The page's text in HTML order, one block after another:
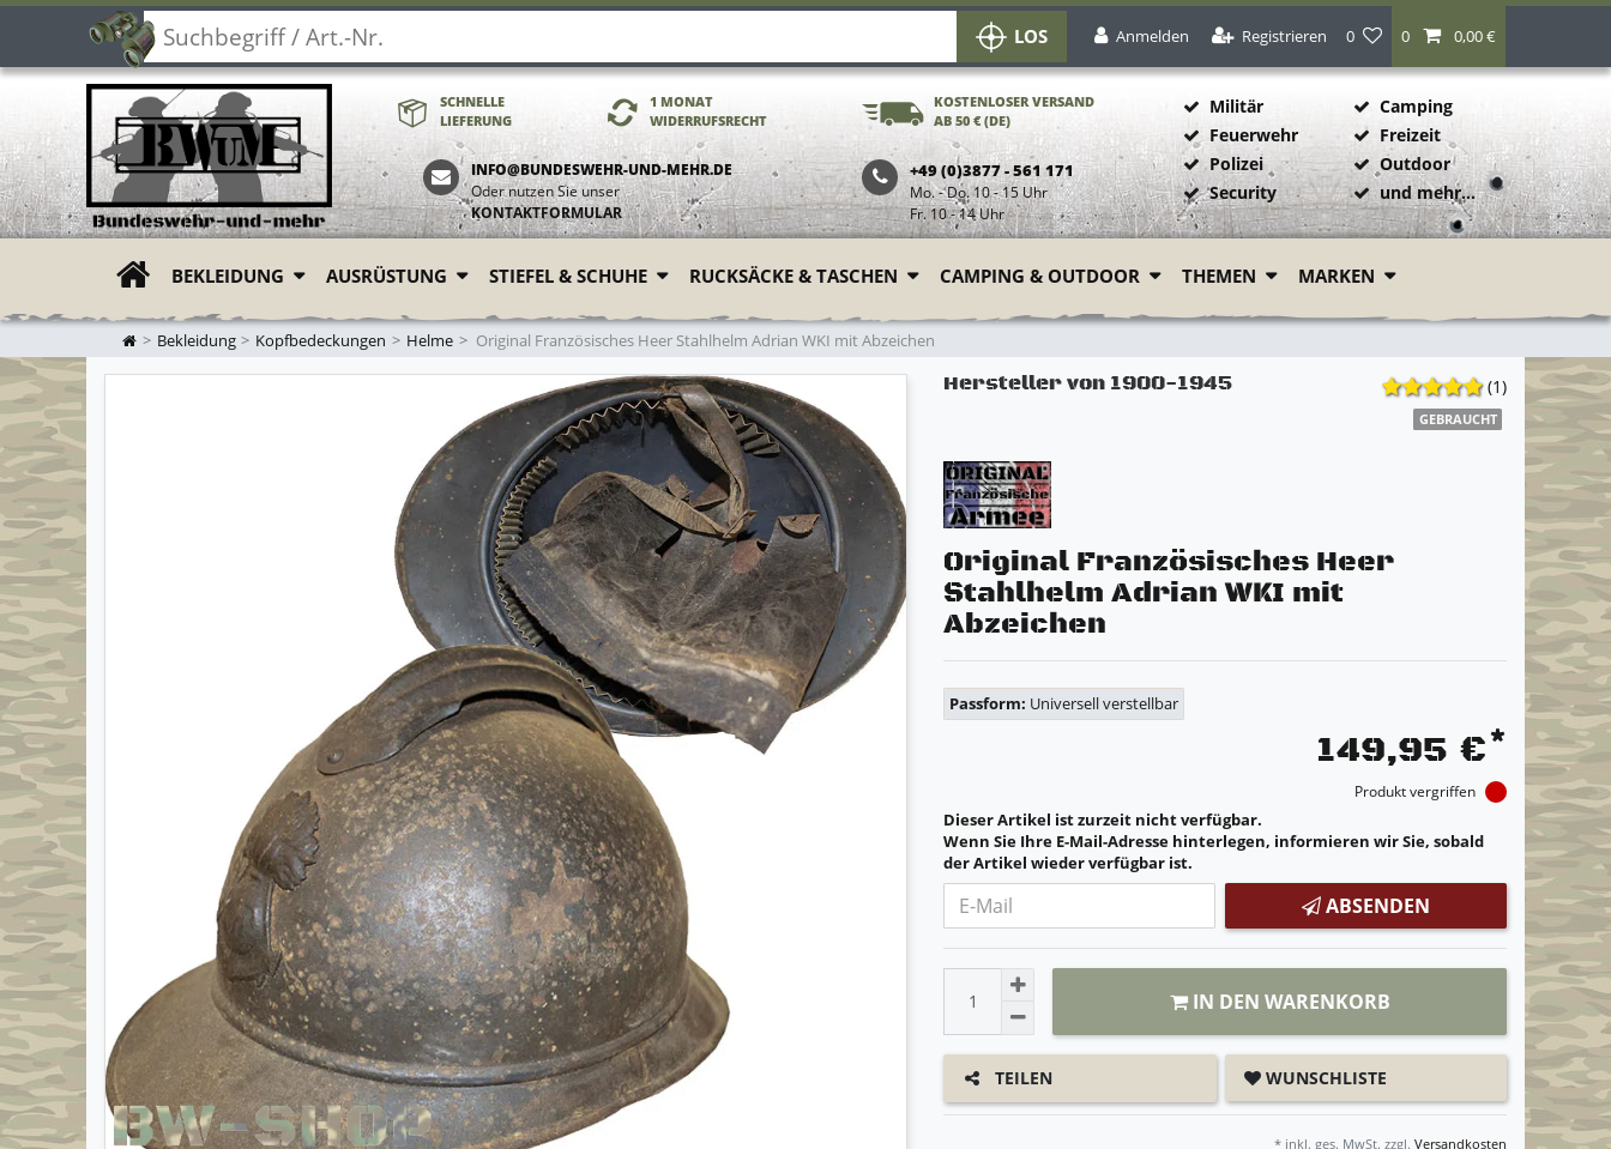
LOS Anmelden Registrieren 0 0 0,00 €
SCHNELLE
LIEFERUNG
1 MONAT
WIDERRUFSRECHT
KOSTENLOSER VERSAND
AB 50 € (DE)
INFO@BUNDESWEHR-UND-MEHR.DE
Oder nutzen Sie unser
KONTAKTFORMULAR
+49 (0)3877 - 561 171
Mo. - Do. 10 - 15 Uhr
Fr. 10 - 14 Uhr
Militär
Feuerwehr
Polizei
Security
Camping
Freizeit
Outdoor
und mehr...
ZUR STARTSEITE
BEKLEIDUNG AUSRÜSTUNG STIEFEL & SCHUHE RUCKSÄCKE & TASCHEN CAMPING & OUTDOOR THEMEN MARKEN
Bekleidung Kopfbedeckungen Helme Original Französisches Heer Stahlhelm Adrian WKI mit Abzeichen
Hersteller von 1900-1945 (1)
GEBRAUCHT
Original Französisches Heer
Stahlhelm Adrian WKI mit
Abzeichen
Passform: Universell verstellbar
149,95 €*
Produkt vergriffen
Dieser Artikel ist zurzeit nicht verfügbar.
Wenn Sie Ihre E-Mail-Adresse hinterlegen, informieren wir Sie, sobald
der Artikel wieder verfügbar ist.
ABSENDEN
IN DEN WARENKORB
TEILEN WUNSCHLISTE
* inkl. ges. MwSt. zzgl. Versandkosten